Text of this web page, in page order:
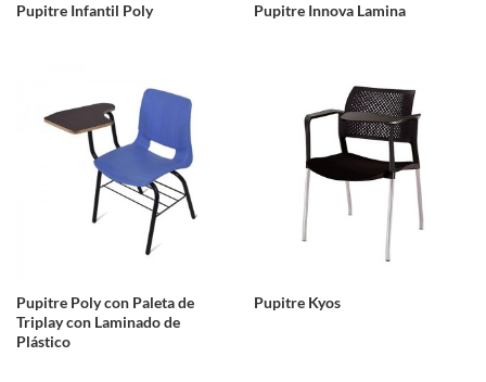
Pupitre Infantil Poly Pupitre Innova Lamina
Pupitre Poly con Paleta de
Triplay con Laminado de
Plástico
Pupitre Kyos